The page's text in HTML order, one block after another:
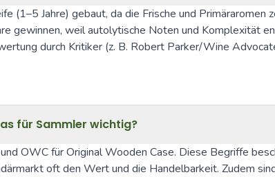
(1–5 Jahre) gebaut, da die Frische und
gewinnen, weil autolytische Noten und Komplexität
durch Kritiker (z. B. Robert Parker/Wine
für Sammler wichtig?
OWC für Original Wooden Case. Diese Begriffe
oft den Wert und die Handelbarkeit. Zudem